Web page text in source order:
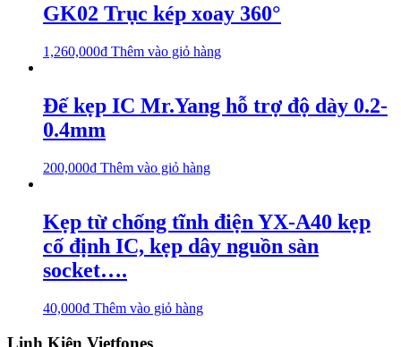
GK02 Trục kép xoay 360°
1,260,000₫ Thêm vào giỏ hàng
Đế kẹp IC Mr.Yang hỗ trợ độ dày 0.2-
0.4mm
200,000₫ Thêm vào giỏ hàng
Kẹp từ chống tĩnh điện YX-A40 kẹp
cố định IC, kẹp dây nguồn sàn
socket….
40,000₫ Thêm vào giỏ hàng
Linh Kiện Vietfones